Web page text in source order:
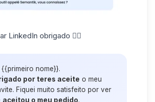
LinkedIn obrigado 👇🏼
{{primeiro nome}}.
por teres aceite o meu
Fiquei muito satisfeito por ver
aceitou o meu pedido.